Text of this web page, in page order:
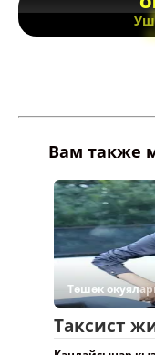
Вам также
Төшөк
Таксист